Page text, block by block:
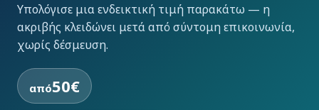
Υπολόγισε μια ενδεικτική τιμή παρακάτω — η
ακριβής κλειδώνει μετά από σύντομη επικοινωνία,
χωρίς δέσμευση.
από50€